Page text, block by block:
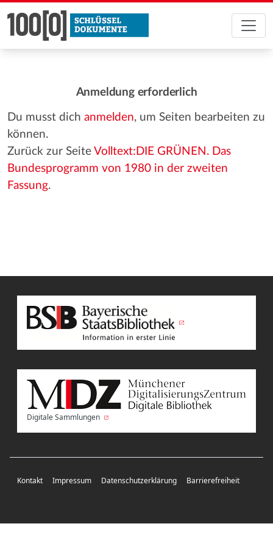
Anmeldung erforderlich
Du musst dich anmelden, um Seiten bearbeiten zu
können.
Zurück zur Seite Volltext:DIE GRÜNEN. Das
Bundesprogramm von 1980 in der zweiten
Fassung.
Digitale Sammlungen
Kontakt Impressum Datenschutzerklärung Barrierefreiheit